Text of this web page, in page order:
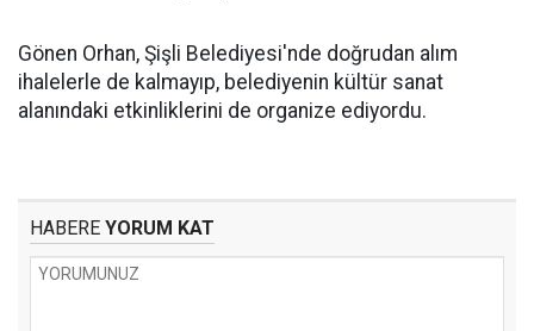
Gönen Orhan, Şişli Belediyesi'nde doğrudan alım
ihalelerle de kalmayıp, belediyenin kültür sanat
alanındaki etkinliklerini de organize ediyordu.
HABERE YORUM KAT